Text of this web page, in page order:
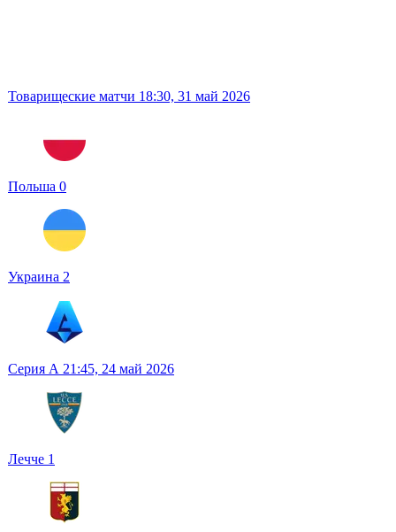
Товарищеские матчи 18:30, 31 май 2026
Польша 0
Украина 2
Серия А 21:45, 24 май 2026
Лечче 1